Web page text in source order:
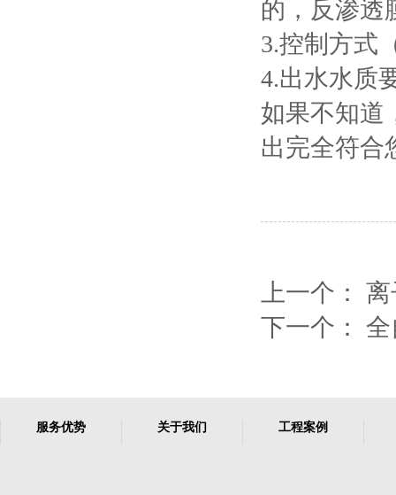
的，反渗透
3.控制方式
4.出水水质
如果不知道
出完全符合
上一个： 离
下一个： 全
服务优势 关于我们 工程案例